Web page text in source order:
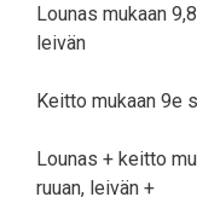
Lounas mukaan
leivän
Keitto mukaan 9e
Lounas + keitto
ruuan, leivän +